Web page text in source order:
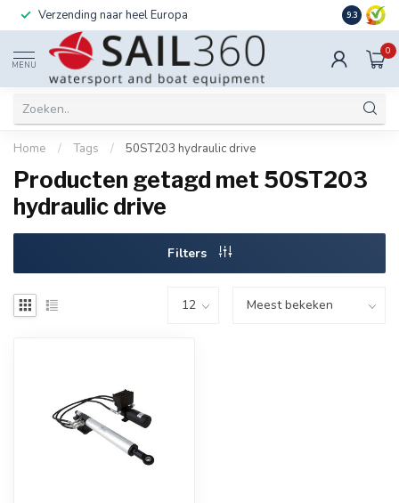
Verzending naar heel Europa Ook
9.3
MENU
0
Home / Tags / 50ST203 hydraulic drive
Producten getagd met 50ST203
hydraulic drive
Filters